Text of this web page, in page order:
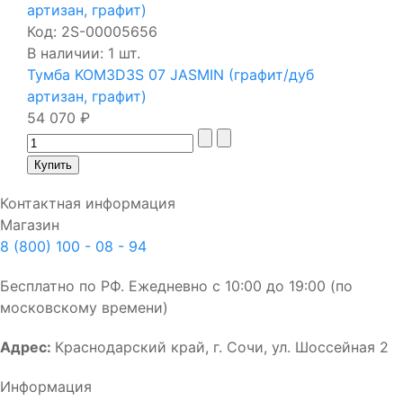
Код: 2S-00005656
В наличии: 1 шт.
Тумба KOM3D3S 07 JASMIN (графит/дуб
артизан, графит)
54 070 ₽
Контактная информация
Магазин
8 (800) 100 - 08 - 94
Бесплатно по РФ. Ежедневно с 10:00 до 19:00 (по
московскому времени)
Адрес: Краснодарский край, г. Сочи, ул. Шоссейная 2
Информация